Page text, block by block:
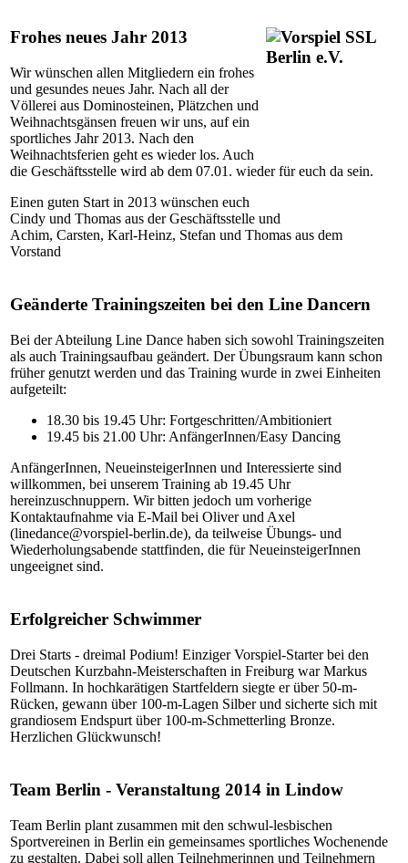
Frohes neues Jahr 2013
Wir wünschen allen Mitgliedern ein frohes
und gesundes neues Jahr. Nach all der
Völlerei aus Dominosteinen, Plätzchen und
Weihnachtsgänsen freuen wir uns, auf ein
sportliches Jahr 2013. Nach den
Weihnachtsferien geht es wieder los. Auch
die Geschäftsstelle wird ab dem 07.01. wieder für euch da sein.
Einen guten Start in 2013 wünschen euch
Cindy und Thomas aus der Geschäftsstelle und
Achim, Carsten, Karl-Heinz, Stefan und Thomas aus dem
Vorstand
Geänderte Trainingszeiten bei den Line Dancern
Bei der Abteilung Line Dance haben sich sowohl Trainingszeiten
als auch Trainingsaufbau geändert. Der Übungsraum kann schon
früher genutzt werden und das Training wurde in zwei Einheiten
aufgeteilt:
18.30 bis 19.45 Uhr: Fortgeschritten/Ambitioniert
19.45 bis 21.00 Uhr: AnfängerInnen/Easy Dancing
AnfängerInnen, NeueinsteigerInnen und Interessierte sind
willkommen, bei unserem Training ab 19.45 Uhr
hereinzuschnuppern. Wir bitten jedoch um vorherige
Kontaktaufnahme via E-Mail bei Oliver und Axel
(linedance@vorspiel-berlin.de), da teilweise Übungs- und
Wiederholungsabende stattfinden, die für NeueinsteigerInnen
ungeeignet sind.
Erfolgreicher Schwimmer
Drei Starts - dreimal Podium! Einziger Vorspiel-Starter bei den
Deutschen Kurzbahn-Meisterschaften in Freiburg war Markus
Follmann. In hochkarätigen Startfeldern siegte er über 50-m-
Rücken, gewann über 100-m-Lagen Silber und sicherte sich mit
grandiosem Endspurt über 100-m-Schmetterling Bronze.
Herzlichen Glückwunsch!
Team Berlin - Veranstaltung 2014 in Lindow
Team Berlin plant zusammen mit den schwul-lesbischen
Sportvereinen in Berlin ein gemeinsames sportliches Wochenende
zu gestalten. Dabei soll allen Teilnehmerinnen und Teilnehmern